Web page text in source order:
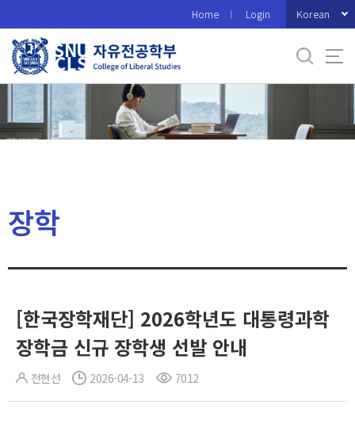
로
메
Home Login Korean
장학
[한국장학재단] 2026학년도 대통령과학
장학금 신규 장학생 선발 안내
전현선 2026-04-13 7012